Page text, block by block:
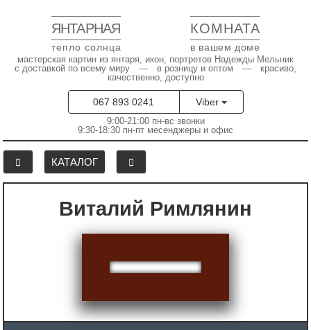
ЯНТАРНАЯ КОМНАТА
тепло солнца в вашем доме
мастерская картин из янтаря, икон, портретов Надежды Мельник
с доставкой по всему миру — в розницу и оптом — красиво,
качественно, доступно
067 893 0241 Viber
9:00-21:00 пн-вс звонки
9:30-18:30 пн-пт месенджеры и офис
КАТАЛОГ
Виталий Римлянин